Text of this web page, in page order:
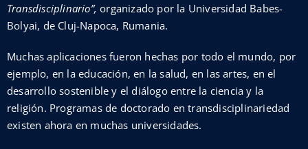
Transdisciplinario”, organizado por la Universidad Babes-
Bolyai, de Cluj-Napoca, Rumania.
Muchas aplicaciones fueron hechas por todo el mundo, por
ejemplo, en la educación, en la salud, en las artes, en el
desarrollo sostenible y el diálogo entre la ciencia y la
religión. Programas de doctorado en transdisciplinariedad
existen ahora en muchas universidades.